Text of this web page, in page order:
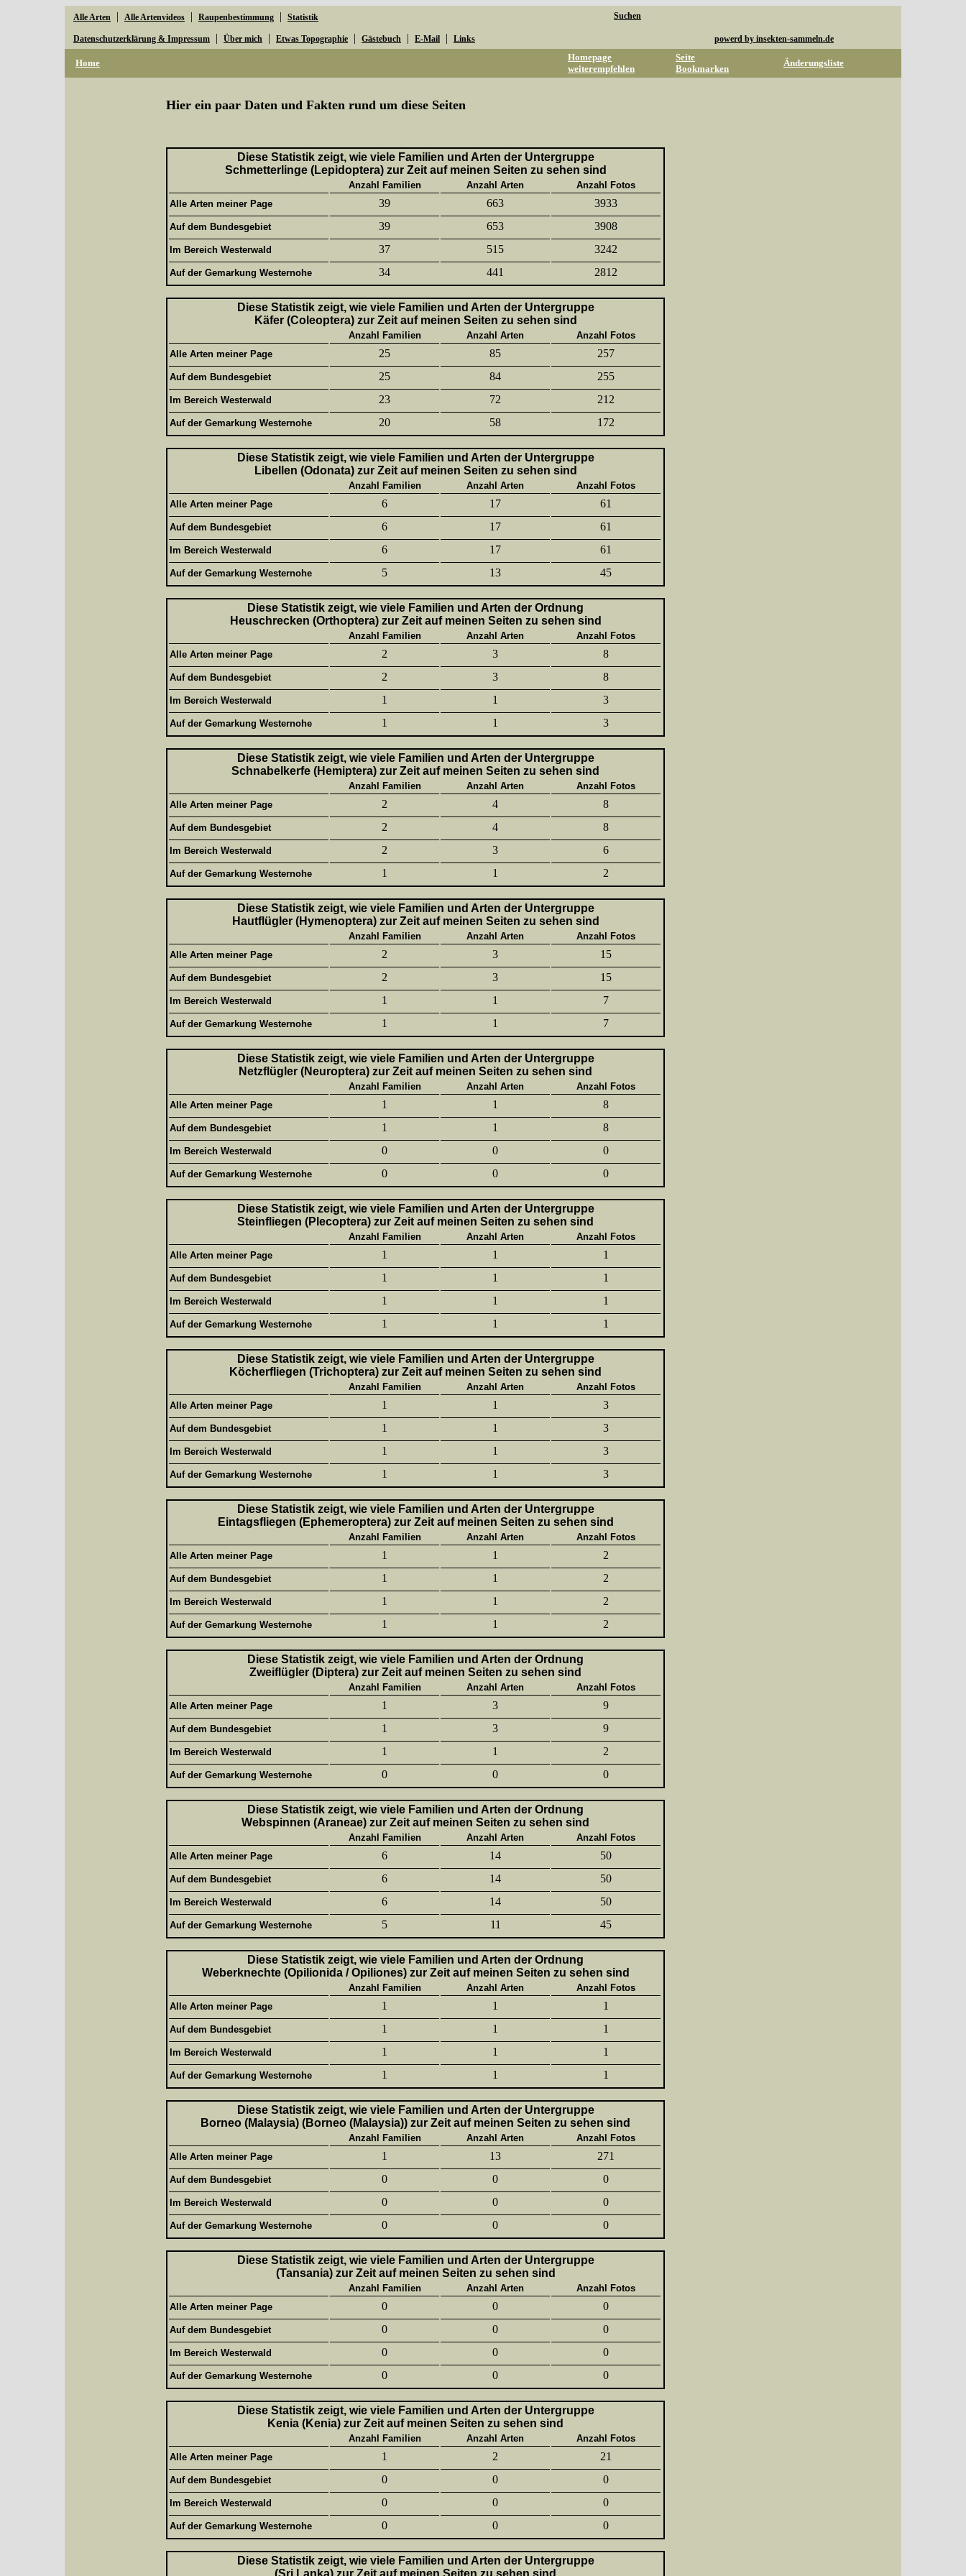
Alle Arten | Alle Artenvideos | Raupenbestimmung | Statistik Suchen
Datenschutzerklärung & Impressum | Über mich | Etwas Topographie | Gästebuch | E-Mail | Links powerd by insekten-sammeln.de
Home
Homepage
weiterempfehlen
Seite
Bookmarken
Änderungsliste
Hier ein paar Daten und Fakten rund um diese Seiten
Diese Statistik zeigt, wie viele Familien und Arten der Untergruppe
Schmetterlinge (Lepidoptera) zur Zeit auf meinen Seiten zu sehen sind
Anzahl Familien Anzahl Arten
Anzahl Fotos
Alle Arten meiner Page
39 663 3933
Auf dem Bundesgebiet 39 653 3908
Im Bereich Westerwald 37 515 3242
Auf der Gemarkung Westernohe 34 441 2812
Diese Statistik zeigt, wie viele Familien und Arten der Untergruppe
Käfer (Coleoptera) zur Zeit auf meinen Seiten zu sehen sind
Anzahl Familien Anzahl Arten
Anzahl Fotos
Alle Arten meiner Page
25 85 257
Auf dem Bundesgebiet 25 84 255
Im Bereich Westerwald 23 72 212
Auf der Gemarkung Westernohe 20 58 172
Diese Statistik zeigt, wie viele Familien und Arten der Untergruppe
Libellen (Odonata) zur Zeit auf meinen Seiten zu sehen sind
Anzahl Familien Anzahl Arten
Anzahl Fotos
Alle Arten meiner Page
6 17 61
Auf dem Bundesgebiet 6 17 61
Im Bereich Westerwald 6 17 61
Auf der Gemarkung Westernohe 5 13 45
Diese Statistik zeigt, wie viele Familien und Arten der Ordnung
Heuschrecken (Orthoptera) zur Zeit auf meinen Seiten zu sehen sind
Anzahl Familien Anzahl Arten
Anzahl Fotos
Alle Arten meiner Page
2 3 8
Auf dem Bundesgebiet 2 3 8
Im Bereich Westerwald 1 1 3
Auf der Gemarkung Westernohe 1 1 3
Diese Statistik zeigt, wie viele Familien und Arten der Untergruppe
Schnabelkerfe (Hemiptera) zur Zeit auf meinen Seiten zu sehen sind
Anzahl Familien Anzahl Arten
Anzahl Fotos
Alle Arten meiner Page
2 4 8
Auf dem Bundesgebiet 2 4 8
Im Bereich Westerwald 2 3 6
Auf der Gemarkung Westernohe 1 1 2
Diese Statistik zeigt, wie viele Familien und Arten der Untergruppe
Hautflügler (Hymenoptera) zur Zeit auf meinen Seiten zu sehen sind
Anzahl Familien Anzahl Arten
Anzahl Fotos
Alle Arten meiner Page
2 3 15
Auf dem Bundesgebiet 2 3 15
Im Bereich Westerwald 1 1 7
Auf der Gemarkung Westernohe 1 1 7
Diese Statistik zeigt, wie viele Familien und Arten der Untergruppe
Netzflügler (Neuroptera) zur Zeit auf meinen Seiten zu sehen sind
Anzahl Familien Anzahl Arten
Anzahl Fotos
Alle Arten meiner Page
1 1 8
Auf dem Bundesgebiet 1 1 8
Im Bereich Westerwald 0 0 0
Auf der Gemarkung Westernohe 0 0 0
Diese Statistik zeigt, wie viele Familien und Arten der Untergruppe
Steinfliegen (Plecoptera) zur Zeit auf meinen Seiten zu sehen sind
Anzahl Familien Anzahl Arten
Anzahl Fotos
Alle Arten meiner Page
1 1 1
Auf dem Bundesgebiet 1 1 1
Im Bereich Westerwald 1 1 1
Auf der Gemarkung Westernohe 1 1 1
Diese Statistik zeigt, wie viele Familien und Arten der Untergruppe
Köcherfliegen (Trichoptera) zur Zeit auf meinen Seiten zu sehen sind
Anzahl Familien Anzahl Arten
Anzahl Fotos
Alle Arten meiner Page
1 1 3
Auf dem Bundesgebiet 1 1 3
Im Bereich Westerwald 1 1 3
Auf der Gemarkung Westernohe 1 1 3
Diese Statistik zeigt, wie viele Familien und Arten der Untergruppe
Eintagsfliegen (Ephemeroptera) zur Zeit auf meinen Seiten zu sehen sind
Anzahl Familien Anzahl Arten
Anzahl Fotos
Alle Arten meiner Page
1 1 2
Auf dem Bundesgebiet 1 1 2
Im Bereich Westerwald 1 1 2
Auf der Gemarkung Westernohe 1 1 2
Diese Statistik zeigt, wie viele Familien und Arten der Ordnung
Zweiflügler (Diptera) zur Zeit auf meinen Seiten zu sehen sind
Anzahl Familien Anzahl Arten
Anzahl Fotos
Alle Arten meiner Page
1 3 9
Auf dem Bundesgebiet 1 3 9
Im Bereich Westerwald 1 1 2
Auf der Gemarkung Westernohe 0 0 0
Diese Statistik zeigt, wie viele Familien und Arten der Ordnung
Webspinnen (Araneae) zur Zeit auf meinen Seiten zu sehen sind
Anzahl Familien Anzahl Arten
Anzahl Fotos
Alle Arten meiner Page
6 14 50
Auf dem Bundesgebiet 6 14 50
Im Bereich Westerwald 6 14 50
Auf der Gemarkung Westernohe 5 11 45
Diese Statistik zeigt, wie viele Familien und Arten der Ordnung
Weberknechte (Opilionida / Opiliones) zur Zeit auf meinen Seiten zu sehen sind
Anzahl Familien Anzahl Arten
Anzahl Fotos
Alle Arten meiner Page
1 1 1
Auf dem Bundesgebiet 1 1 1
Im Bereich Westerwald 1 1 1
Auf der Gemarkung Westernohe 1 1 1
Diese Statistik zeigt, wie viele Familien und Arten der Untergruppe
Borneo (Malaysia) (Borneo (Malaysia)) zur Zeit auf meinen Seiten zu sehen sind
Anzahl Familien Anzahl Arten
Anzahl Fotos
Alle Arten meiner Page
1 13 271
Auf dem Bundesgebiet 0 0 0
Im Bereich Westerwald 0 0 0
Auf der Gemarkung Westernohe 0 0 0
Diese Statistik zeigt, wie viele Familien und Arten der Untergruppe
(Tansania) zur Zeit auf meinen Seiten zu sehen sind
Anzahl Familien Anzahl Arten
Anzahl Fotos
Alle Arten meiner Page
0 0 0
Auf dem Bundesgebiet 0 0 0
Im Bereich Westerwald 0 0 0
Auf der Gemarkung Westernohe 0 0 0
Diese Statistik zeigt, wie viele Familien und Arten der Untergruppe
Kenia (Kenia) zur Zeit auf meinen Seiten zu sehen sind
Anzahl Familien Anzahl Arten
Anzahl Fotos
Alle Arten meiner Page
1 2 21
Auf dem Bundesgebiet 0 0 0
Im Bereich Westerwald 0 0 0
Auf der Gemarkung Westernohe 0 0 0
Diese Statistik zeigt, wie viele Familien und Arten der Untergruppe
(Sri Lanka) zur Zeit auf meinen Seiten zu sehen sind